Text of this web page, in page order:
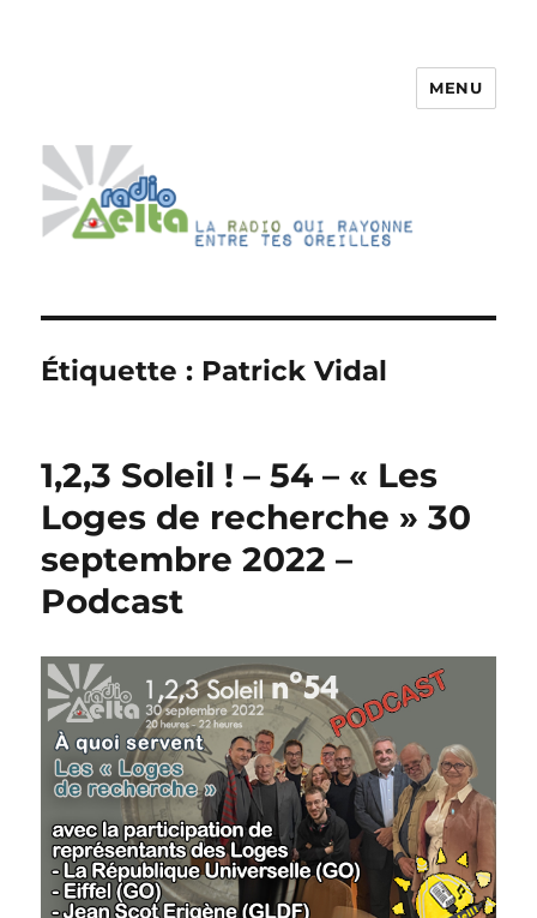
MENU
Étiquette : Patrick Vidal
1,2,3 Soleil ! – 54 – « Les
Loges de recherche » 30
septembre 2022 –
Podcast